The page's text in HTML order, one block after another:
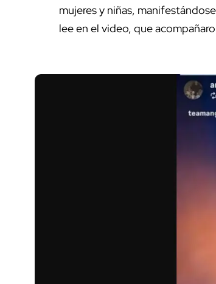
mujeres y niñas,
lee en el video, que